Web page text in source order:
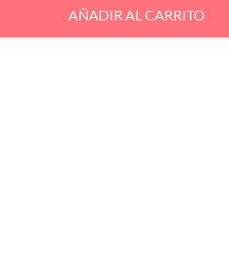
AÑADIR AL CARRITO